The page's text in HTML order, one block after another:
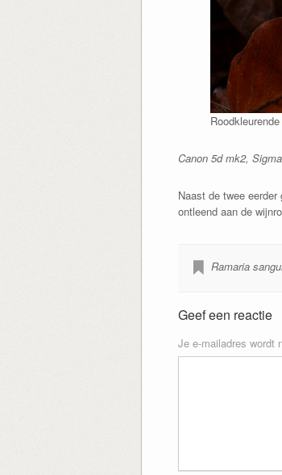
Canon 5d mk2,
Naast de twee
ontleend aan de
Ramaria
Geef een reactie
Je e-mailadres wordt